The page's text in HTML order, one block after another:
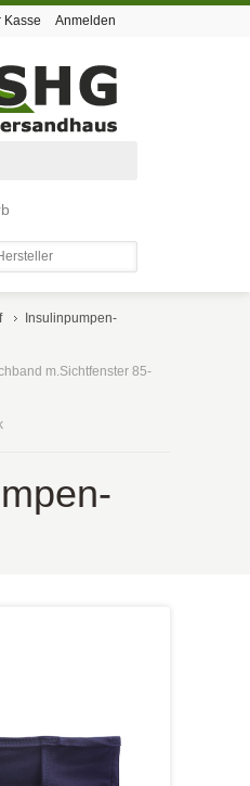
Kasse Anmelden
Insulinpumpen-
m.Sichtfenster 85-